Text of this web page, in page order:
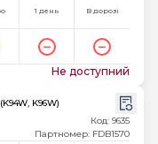
1 день В дорозі
Не доступний
K96W)
Код: 9635
Партномер: FDB1570